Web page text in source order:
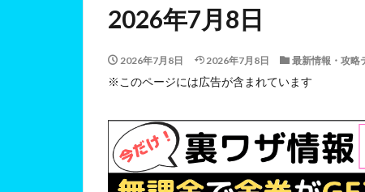
2026年7月8日
2026年7月8日 2026年7月8日 最新情報・攻略
※このページには広告が含まれています